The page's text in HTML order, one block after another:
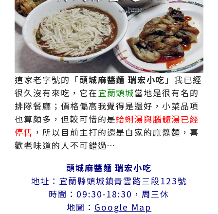
這家老字號的「頭城麻醬麵 瑞宏小吃」我已經
很久沒有來吃，它在宜蘭頭城當地是很有名的
排隊餐廳；價格偏高我覺得是還好，小菜品項
也算頗多，但較可惜的是蛤蜊湯與腦髓湯已經
停售 ，所以目前主打的還是自家的麻醬麵，喜
歡老味道的人不可錯過…
頭城麻醬麵 瑞宏小吃
地址：宜蘭縣頭城鎮青雲路三段123號
時間：09:30-18:30，周三休
地圖： Google Map